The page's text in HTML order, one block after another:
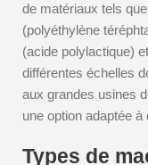
de matériaux tels
(polyéthylène
(acide polylactique)
différentes échelles
aux grandes usines
une option adaptée à
Types de